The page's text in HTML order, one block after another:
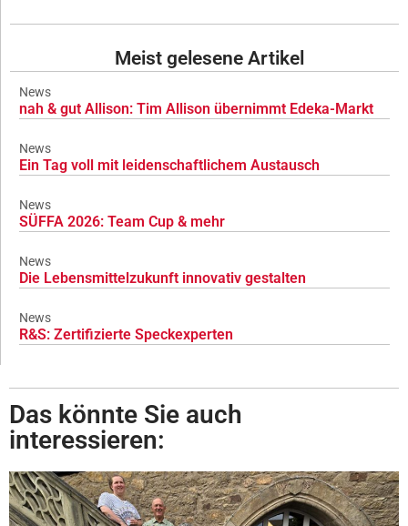
Meist gelesene Artikel
News
nah & gut Allison: Tim Allison übernimmt Edeka-Markt
News
Ein Tag voll mit leidenschaftlichem Austausch
News
SÜFFA 2026: Team Cup & mehr
News
Die Lebensmittelzukunft innovativ gestalten
News
R&S: Zertifizierte Speckexperten
Das könnte Sie auch
interessieren: